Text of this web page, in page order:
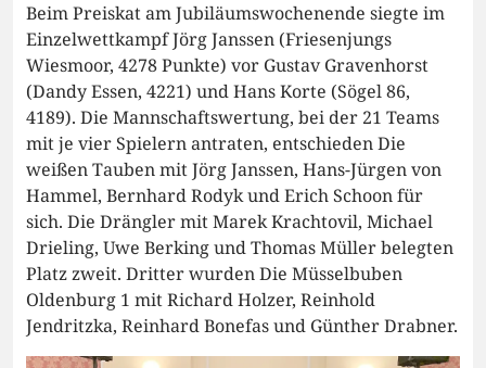
Beim Preiskat am Jubiläumswochenende siegte im
Einzelwettkampf Jörg Janssen (Friesenjungs
Wiesmoor, 4278 Punkte) vor Gustav Gravenhorst
(Dandy Essen, 4221) und Hans Korte (Sögel 86,
4189). Die Mannschaftswertung, bei der 21 Teams
mit je vier Spielern antraten, entschieden Die
weißen Tauben mit Jörg Janssen, Hans-Jürgen von
Hammel, Bernhard Rodyk und Erich Schoon für
sich. Die Drängler mit Marek Krachtovil, Michael
Drieling, Uwe Berking und Thomas Müller belegten
Platz zweit. Dritter wurden Die Müsselbuben
Oldenburg 1 mit Richard Holzer, Reinhold
Jendritzka, Reinhard Bonefas und Günther Drabner.